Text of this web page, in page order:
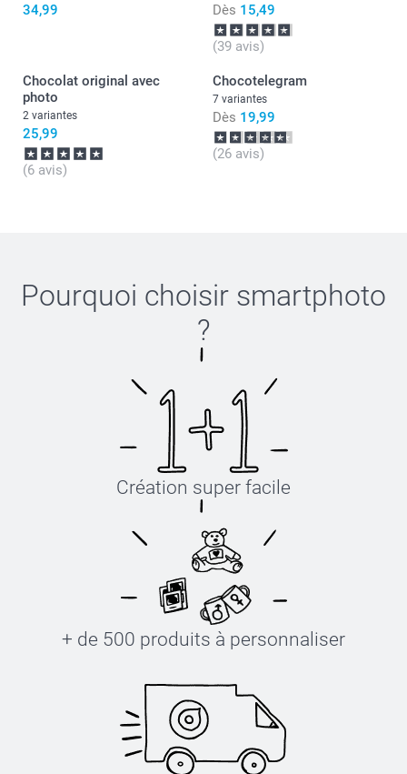
34,99
Dès 15,49
(39 avis)
Chocolat original avec
photo
2 variantes
25,99
(6 avis)
Chocotelegram
7 variantes
Dès 19,99
(26 avis)
Pourquoi choisir smartphoto
?
Création super facile
+ de 500 produits à personnaliser